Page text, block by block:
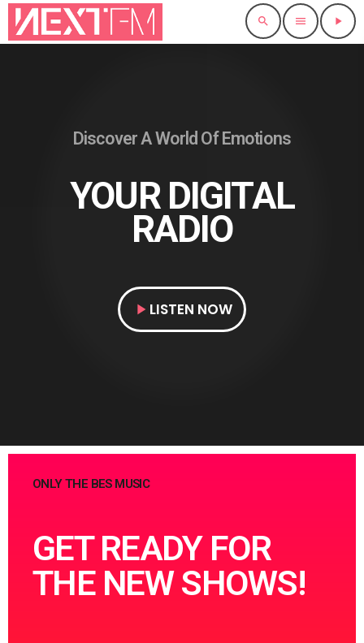
search menu play_arrow
Discover A World Of Emotions
YOUR DIGITAL
RADIO
play_arrow LISTEN NOW
ONLY THE BES MUSIC
GET READY FOR
THE NEW SHOWS!